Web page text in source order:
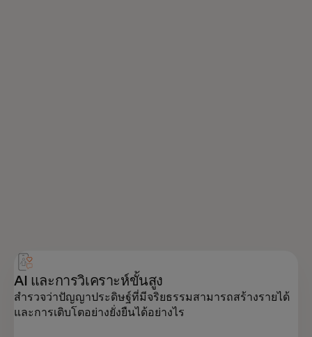
AI และการวิเคราะห์ขั้นสูง
สำรวจว่าปัญญาประดิษฐ์ที่มีจริยธรรมสามารถสร้างรายได้
และการเติบโตอย่างยั่งยืนได้อย่างไร